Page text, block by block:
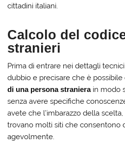
cittadini italiani.
Calcolo del
stranieri
Prima di entrare nei dettagli
dubbio e precisare che è possibile
di una persona stranierain modo
senza avere specifiche
avete che l’imbarazzo della
trovano molti siti che consentono
agevolmente.